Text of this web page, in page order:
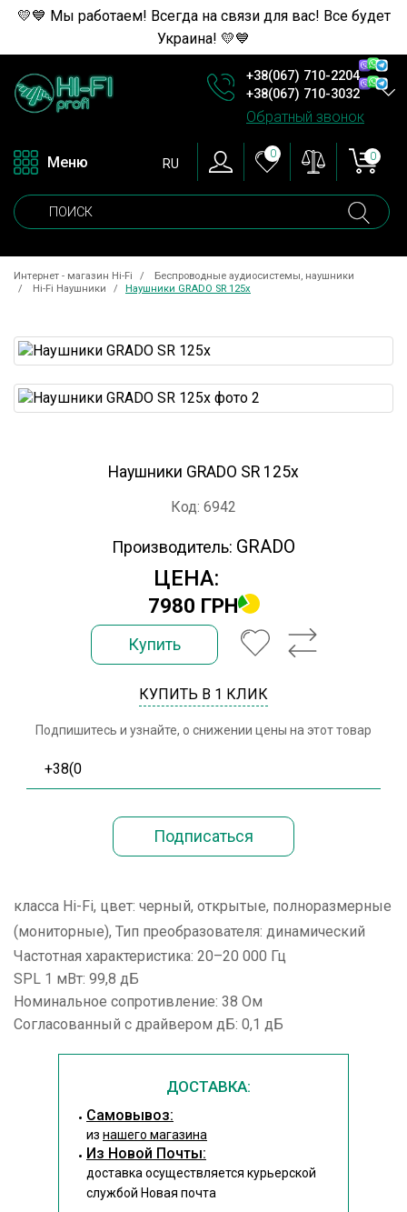
💛💙 Мы работаем! Всегда на связи для вас! Все будет
Украина! 💛💙
+38(067) 710-2204
+38(067) 710-3032
Обратный звонок
Меню RU
0 0
Интернет - магазин Hi-Fi
Беспроводные аудиосистемы, наушники
Hi-Fi Наушники
Наушники GRADO SR 125x
Наушники GRADO SR 125x
Код: 6942
Производитель: GRADO
ЦЕНА:
7980 ГРН
Купить
КУПИТЬ В 1 КЛИК
Подпишитесь и узнайте, о снижении цены на этот товар
класса Hi-Fi, цвет: черный, открытые, полноразмерные
(мониторные), Тип преобразователя: динамический
Частотная характеристика: 20–20 000 Гц
SPL 1 мВт: 99,8 дБ
Номинальное сопротивление: 38 Ом
Согласованный с драйвером дБ: 0,1 дБ
ДОСТАВКА:
Cамовывоз:
из нашего магазина
Из Новой Почты:
доставка осуществляется курьерской
службой Новая почта